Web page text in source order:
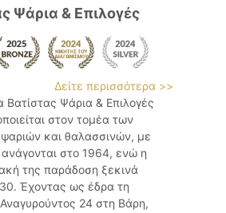
Ψάρια & Επιλογές
Δείτε περισσότερα >>
Βατίστας Ψάρια & Επιλογές
στον τομέα των
και θαλασσινών, με
ανάγονται στο 1964, ενώ η
της παράδοση ξεκινά
Έχοντας ως έδρα τη
24 στη Βάρη,